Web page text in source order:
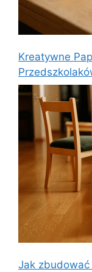
Kreatywne
Jak